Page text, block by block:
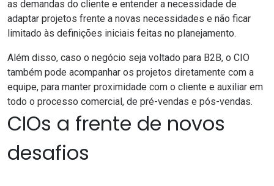
as demandas do cliente e entender a necessidade de
adaptar projetos frente a novas necessidades e não ficar
limitado às definições iniciais feitas no planejamento.
Além disso, caso o negócio seja voltado para B2B, o CIO
também pode acompanhar os projetos diretamente com a
equipe, para manter proximidade com o cliente e auxiliar em
todo o processo comercial, de pré-vendas e pós-vendas.
CIOs a frente de novos
desafios